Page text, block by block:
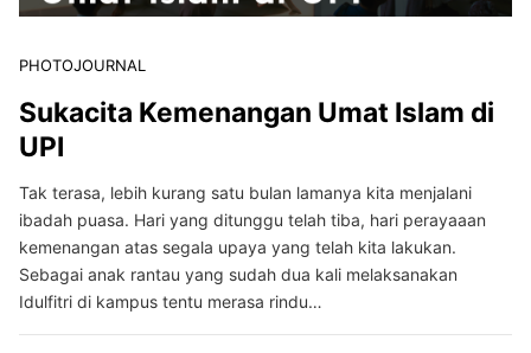
PHOTOJOURNAL
Sukacita Kemenangan Umat Islam di
UPI
Tak terasa, lebih kurang satu bulan lamanya kita menjalani
ibadah puasa. Hari yang ditunggu telah tiba, hari perayaaan
kemenangan atas segala upaya yang telah kita lakukan.
Sebagai anak rantau yang sudah dua kali melaksanakan
Idulfitri di kampus tentu merasa rindu…